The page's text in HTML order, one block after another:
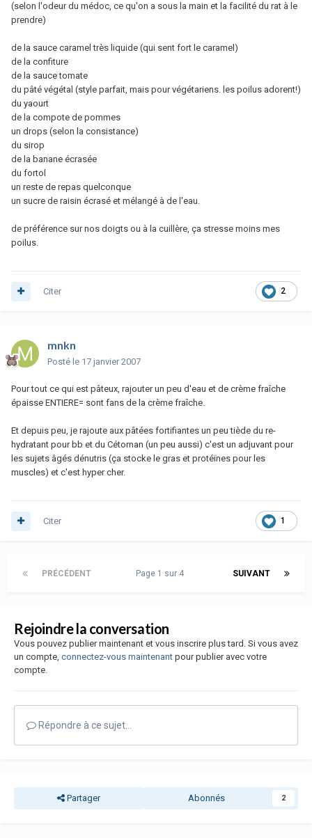
(selon l'odeur du médoc, ce qu'on a sous la main et la facilité du rat à le
prendre)
de la sauce caramel très liquide (qui sent fort le caramel)
de la confiture
de la sauce tomate
du pâté végétal (style parfait, mais pour végétariens. les poilus adorent!)
du yaourt
de la compote de pommes
un drops (selon la consistance)
du sirop
de la banane écrasée
du fortol
un reste de repas quelconque
un sucre de raisin écrasé et mélangé à de l'eau.
de préférence sur nos doigts ou à la cuillère, ça stresse moins mes
poilus.
2
Citer
mnkn
Posté le 17 janvier 2007
Pour tout ce qui est pâteux, rajouter un peu d'eau et de crème fraîche
épaisse ENTIERE= sont fans de la crème fraîche.
Et depuis peu, je rajoute aux pâtées fortifiantes un peu tiède du re-
hydratant pour bb et du Cétornan (un peu aussi) c'est un adjuvant pour
les sujets âgés dénutris (ça stocke le gras et protéïnes pour les
muscles) et c'est hyper cher.
1
Citer
PRÉCÉDENT SUIVANT
Page 1 sur 4
Rejoindre la conversation
Vous pouvez publier maintenant et vous inscrire plus tard. Si vous avez
un compte, connectez-vous maintenant pour publier avec votre
compte.
Répondre à ce sujet…
Partager Abonnés 2